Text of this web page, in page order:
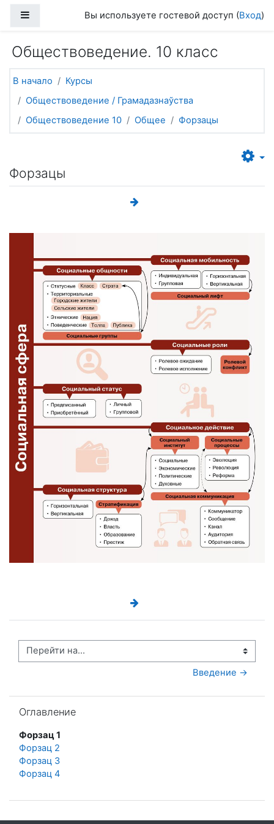
Боковая панельВы используете гостевой доступ (Вход)
Обществоведение. 10 класс
В начало
Курсы
Обществоведение / Грамадазнаўства
Обществоведение 10
Общее Форзацы
Форзацы
Перейти на...
Введение →
Оглавление
Форзац 1
Форзац 2
Форзац 3
Форзац 4